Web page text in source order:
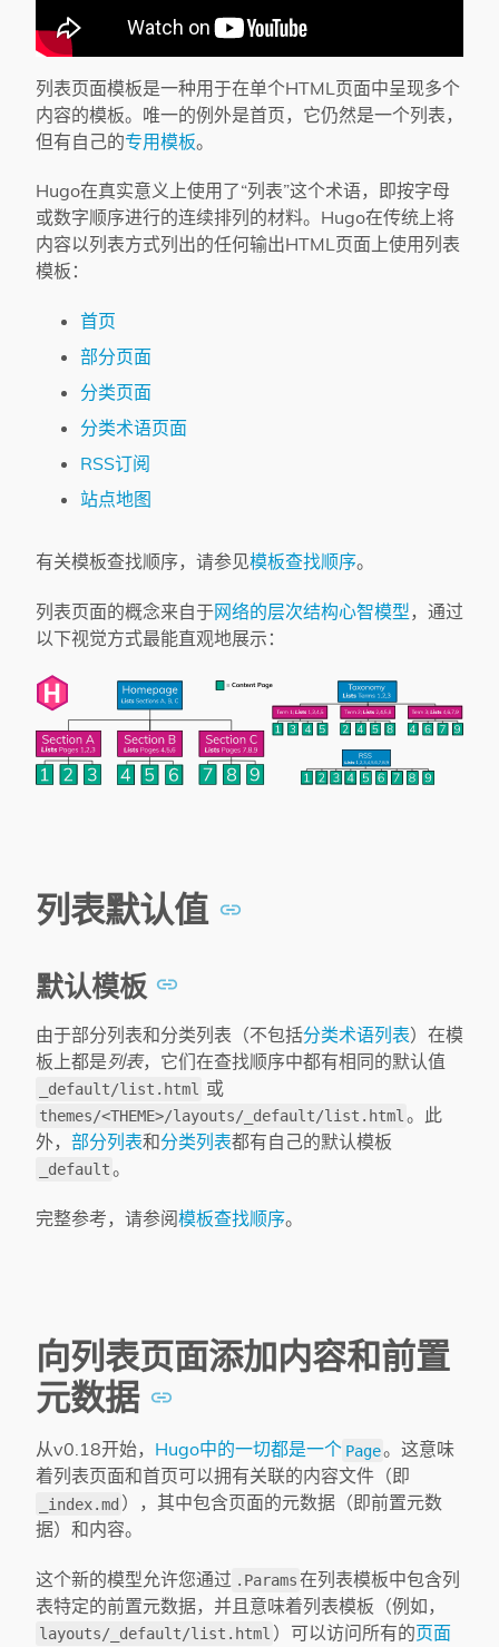
列表页面模板是一种用于在单个HTML页面中呈现多个
内容的模板。唯一的例外是首页，它仍然是一个列表，
但有自己的专用模板。
Hugo在真实意义上使用了“列表”这个术语，即按字母
或数字顺序进行的连续排列的材料。Hugo在传统上将
内容以列表方式列出的任何输出HTML页面上使用列表
模板：
首页
部分页面
分类页面
分类术语页面
RSS订阅
站点地图
有关模板查找顺序，请参见模板查找顺序。
列表页面的概念来自于网络的层次结构心智模型，通过
以下视觉方式最能直观地展示：
列表默认值
默认模板
由于部分列表和分类列表（不包括分类术语列表）在模
板上都是列表，它们在查找顺序中都有相同的默认值
_default/list.html 或
themes/<THEME>/layouts/_default/list.html 。此
外， 部分列表和分类列表都有自己的默认模板
_default 。
完整参考，请参阅模板查找顺序。
向列表页面添加内容和前置
元数据
从v0.18开始， Hugo中的一切都是一个 Page。这意味
着列表页面和首页可以拥有关联的内容文件（即
_index.md ），其中包含页面的元数据（即前置元数
据）和内容。
这个新的模型允许您通过 .Params 在列表模板中包含列
表特定的前置元数据，并且意味着列表模板（例如，
layouts/_default/list.html ）可以访问所有的页面